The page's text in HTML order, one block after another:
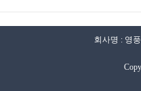
회사명 : 영